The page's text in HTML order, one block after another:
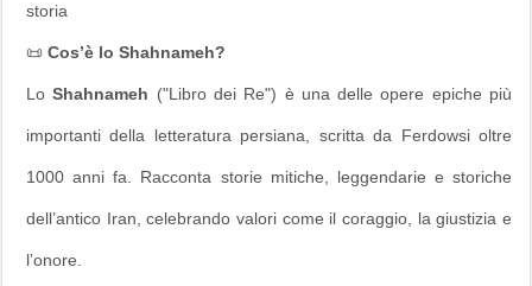
storia
📜 Cos’è lo Shahnameh?
LoShahnameh ("Libro dei Re") è una delle opere epiche più
importanti della letteratura persiana, scritta da Ferdowsi oltre
1000 anni fa. Racconta storie mitiche, leggendarie e storiche
dell’antico Iran, celebrando valori come il coraggio, la giustizia e
l’onore.